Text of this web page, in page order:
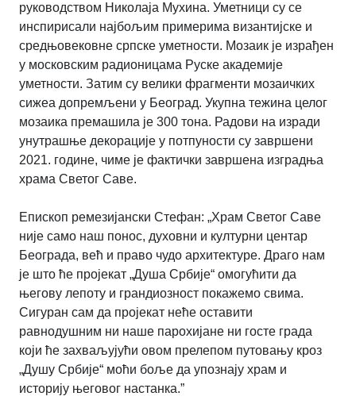
руководством Николаја Мухина. Уметници су се
инспирисали наjбољим примерима византиjске и
средњовековне српске уметности. Мозаик je израђен
у московским радионицама Руске академије
уметности. Затим су велики фрагменти мозаичких
сижеа допремљени у Београд. Укупна тежина целог
мозаика премашила је 300 тона. Радови на изради
унутрашње декорације у потпуности су завршени
2021. године, чиме је фактички завршена изградња
храма Светог Саве.
Епископ ремезијански Стефан: „Храм Светог Саве
није само наш понос, духовни и културни центар
Београда, већ и право чудо архитектуре. Драго нам
је што ће пројекат „Душа Србије“ омогућити да
његову лепоту и грандиозност покажемо свима.
Сигуран сам да пројекат неће оставити
равнодушним ни наше парохијане ни госте града
који ће захваљујући овом прелепом путовању кроз
„Душу Србије“ моћи боље да упознају храм и
историју његовог настанка.”